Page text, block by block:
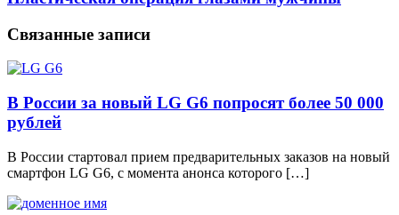
Связанные записи
В России за новый LG G6 попросят более 50 000
рублей
В России стартовал прием предварительных заказов на новый
смартфон LG G6, с момента анонса которого […]